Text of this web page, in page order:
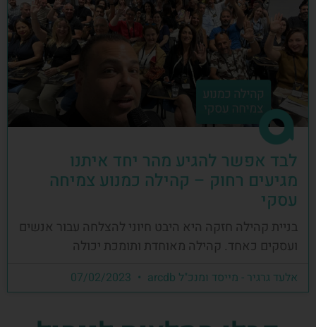
לבד אפשר להגיע מהר יחד איתנו
מגיעים רחוק – קהילה כמנוע צמיחה
עסקי
בניית קהילה חזקה היא היבט חיוני להצלחה עבור אנשים
ועסקים כאחד. קהילה מאוחדת ותומכת יכולה
אלעד גרגיר - מייסד ומנכ"ל arcdb